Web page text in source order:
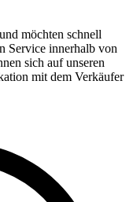
möchten schnell
Service innerhalb von
sich auf unseren
mit dem Verkäufer